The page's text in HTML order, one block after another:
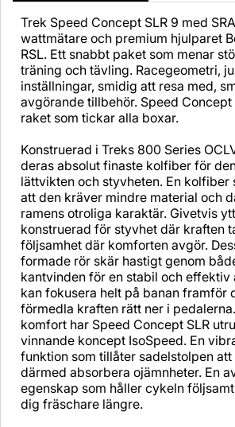
Trek Speed Concept SLR 9 med
wattmätare och premium hjulparet
RSL. Ett snabbt paket som menar
träning och tävling. Racegeometri,
inställningar, smidig att resa med,
avgörande tillbehör. Speed Concept
raket som tickar alla boxar.
Konstruerad i Treks 800 Series
deras absolut finaste kolfiber för
lättvikten och styvheten. En kolfiber
att den kräver mindre material och
ramens otroliga karaktär. Givetvis
konstruerad för styvhet där kraften
följsamhet där komforten avgör.
formade rör skär hastigt genom
kantvinden för en stabil och effektiv
kan fokusera helt på banan framför
förmedla kraften rätt ner i
komfort har Speed Concept SLR
vinnande koncept IsoSpeed. En
funktion som tillåter sadelstolpen
därmed absorbera ojämnheter. En
egenskap som håller cykeln
dig fräschare längre.